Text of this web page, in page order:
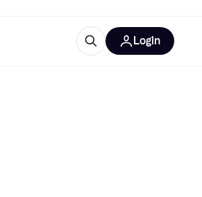
Login